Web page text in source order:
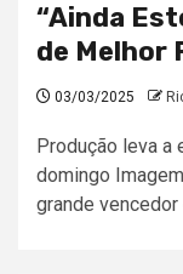
“Ainda
de Melhor
03/03/2025
Produção leva a
domingo
grande vencedor